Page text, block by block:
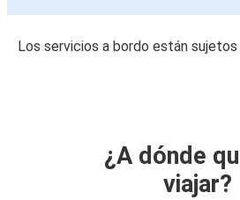
Los servicios a bordo están sujetos
¿A dónde
viajar?